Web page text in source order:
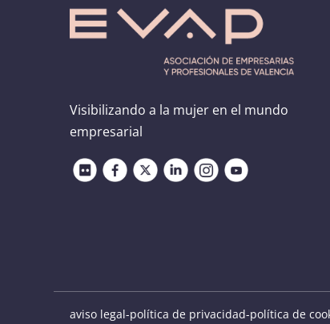
Visibilizando a la mujer en el mundo
empresarial
aviso legal-política de privacidad-política de